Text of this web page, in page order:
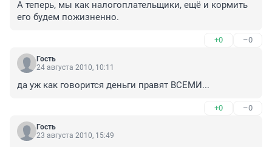
А теперь, мы как налогоплательщики, ещё и кормить
его будем пожизненно.
+0 –0
Гость
24 августа 2010, 10:11
да уж как говорится деньги правят ВСЕМИ...
+0 –0
Гость
23 августа 2010, 15:49